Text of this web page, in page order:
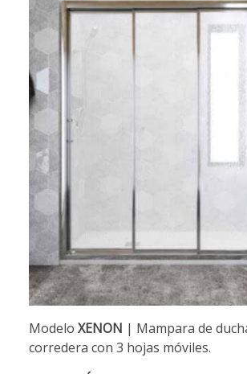
Modelo XENON | Mampara de
corredera con 3 hojas móviles.